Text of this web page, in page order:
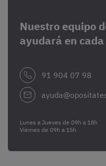
Nuestro equipo
ayudará en
91 904 07 98
Lunes a Jueves de 09h a 18h
Viernes de 09h a 15h